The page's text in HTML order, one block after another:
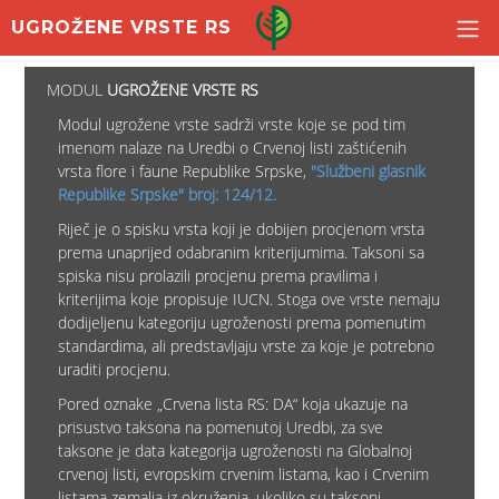
UGROŽENE VRSTE RS
MODUL UGROŽENE VRSTE RS
Modul ugrožene vrste sadrži vrste koje se pod tim
imenom nalaze na Uredbi o Crvenoj listi zaštićenih
vrsta flore i faune Republike Srpske, "Službeni glasnik
Republike Srpske" broj: 124/12.
Riječ je o spisku vrsta koji je dobijen procjenom vrsta
prema unaprijed odabranim kriterijumima. Taksoni sa
spiska nisu prolazili procjenu prema pravilima i
kriterijima koje propisuje IUCN. Stoga ove vrste nemaju
dodijeljenu kategoriju ugroženosti prema pomenutim
standardima, ali predstavljaju vrste za koje je potrebno
uraditi procjenu.
Pored oznake „Crvena lista RS: DA“ koja ukazuje na
prisustvo taksona na pomenutoj Uredbi, za sve
taksone je data kategorija ugroženosti na Globalnoj
crvenoj listi, evropskim crvenim listama, kao i Crvenim